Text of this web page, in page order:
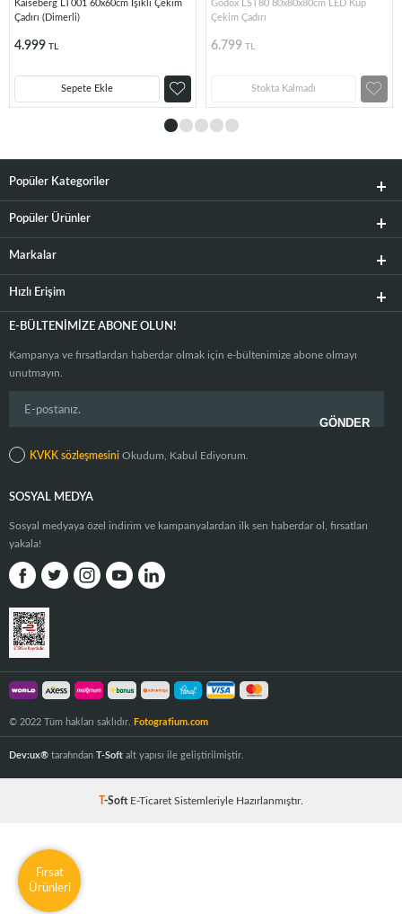
Kaiseberg LT001 60x60cm Işıklı Çekim
Çadırı (Dimerli)
4.999 TL
Sepete Ekle
Godox LST80 80x80x80cm LED Küp
Çekim Çadırı
6.799 TL
Stokta Kalmadı
Popüler Kategoriler
Popüler Ürünler
Markalar
Hızlı Erişim
E-BÜLTENIMIZE ABONE OLUN!
Kampanya ve fırsatlardan haberdar olmak için e-bültenimize abone olmayı
unutmayın.
KVKK sözleşmesini Okudum, Kabul Ediyorum.
SOSYAL MEDYA
Sosyal medyaya özel indirim ve kampanyalardan ilk sen haberdar ol, fırsatları
yakala!
© 2022 Tüm hakları saklıdır. Fotografium.com
Dev:ux® tarafından T-Soft alt yapısı ile geliştirilmiştir.
-Soft E-Ticaret Sistemleriyle Hazırlanmıştır.
Fırsat
Ürünleri